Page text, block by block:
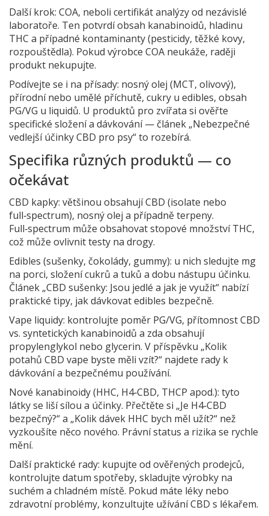
Další krok: COA, neboli certifikát analýzy od nezávislé
laboratoře. Ten potvrdí obsah kanabinoidů, hladinu
THC a případné kontaminanty (pesticidy, těžké kovy,
rozpouštědla). Pokud výrobce COA neukáže, raději
produkt nekupujte.
Podívejte se i na přísady: nosný olej (MCT, olivový),
přírodní nebo umělé příchutě, cukry u edibles, obsah
PG/VG u liquidů. U produktů pro zvířata si ověřte
specifické složení a dávkování — článek „Nebezpečné
vedlejší účinky CBD pro psy“ to rozebírá.
Specifika různých produktů — co
očekávat
CBD kapky: většinou obsahují CBD (isolate nebo
full‑spectrum), nosný olej a případně terpeny.
Full‑spectrum může obsahovat stopové množství THC,
což může ovlivnit testy na drogy.
Edibles (sušenky, čokolády, gummy): u nich sledujte mg
na porci, složení cukrů a tuků a dobu nástupu účinku.
Článek „CBD sušenky: Jsou jedlé a jak je využít“ nabízí
praktické tipy, jak dávkovat edibles bezpečně.
Vape liquidy: kontrolujte poměr PG/VG, přítomnost CBD
vs. syntetických kanabinoidů a zda obsahují
propylenglykol nebo glycerin. V příspěvku „Kolik
potahů CBD vape byste měli vzít?“ najdete rady k
dávkování a bezpečnému používání.
Nové kanabinoidy (HHC, H4‑CBD, THCP apod.): tyto
látky se liší sílou a účinky. Přečtěte si „Je H4‑CBD
bezpečný?“ a „Kolik dávek HHC bych měl užít?“ než
vyzkoušíte něco nového. Právní status a rizika se rychle
mění.
Další praktické rady: kupujte od ověřených prodejců,
kontrolujte datum spotřeby, skladujte výrobky na
suchém a chladném místě. Pokud máte léky nebo
zdravotní problémy, konzultujte užívání CBD s lékařem.